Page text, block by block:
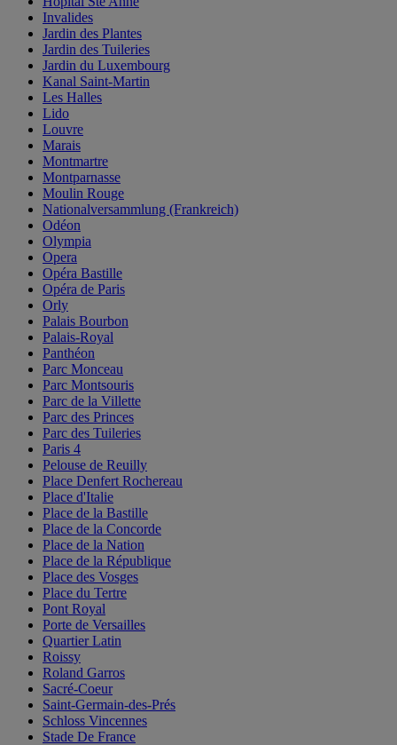
Invalides
Jardin des Plantes
Jardin des Tuileries
Jardin du Luxembourg
Kanal Saint-Martin
Les Halles
Lido
Louvre
Marais
Montmartre
Montparnasse
Moulin Rouge
Nationalversammlung (Frankreich)
Odéon
Olympia
Opera
Opéra Bastille
Opéra de Paris
Orly
Palais Bourbon
Palais-Royal
Panthéon
Parc Monceau
Parc Montsouris
Parc de la Villette
Parc des Princes
Parc des Tuileries
Paris 4
Pelouse de Reuilly
Place Denfert Rochereau
Place d'Italie
Place de la Bastille
Place de la Concorde
Place de la Nation
Place de la République
Place des Vosges
Place du Tertre
Pont Royal
Porte de Versailles
Quartier Latin
Roissy
Roland Garros
Sacré-Coeur
Saint-Germain-des-Prés
Schloss Vincennes
Stade De France